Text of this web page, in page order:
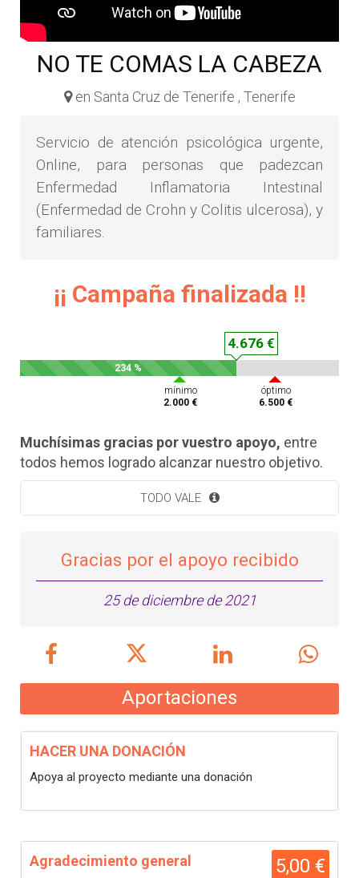
NO TE COMAS LA CABEZA
en Santa Cruz de Tenerife , Tenerife
Servicio de atención psicológica urgente,
Online, para personas que padezcan
Enfermedad Inflamatoria Intestinal
(Enfermedad de Crohn y Colitis ulcerosa), y
familiares.
¡¡ Campaña finalizada !!
4.676 €
234 %
mínimo
2.000 €
óptimo
6.500 €
Muchísimas gracias por vuestro apoyo, entre
todos hemos logrado alcanzar nuestro objetivo.
TODO VALE
Gracias por el apoyo recibido
25 de diciembre de 2021
Aportaciones
HACER UNA DONACIÓN
Apoya al proyecto mediante una donación
5,00 €
Agradecimiento general